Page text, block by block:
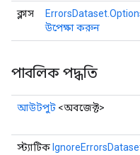
ক্লাস
উপেক্ষা করুন
পাবলিক পদ্ধতি
আউটপুট <অবজেক্ট>
স্ট্যাটিক